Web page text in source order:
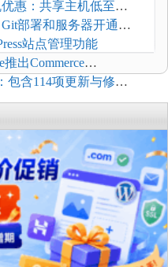
理惠：共享主机低至
折扣
部署和服务器开通更
站点管理功能
推出Commerce
保留前台体验并扩展电
包含114项更新与修